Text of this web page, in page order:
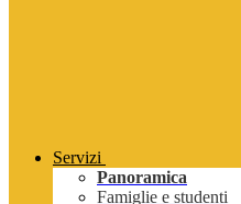
Servizi
Panoramica
Famiglie e studenti